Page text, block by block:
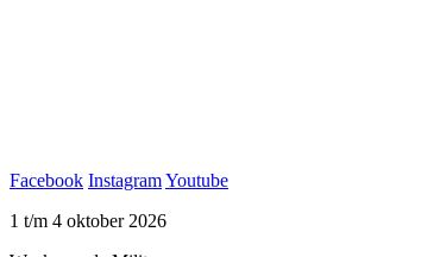
Facebook InstagramYoutube
1 t/m 4 oktober 2026